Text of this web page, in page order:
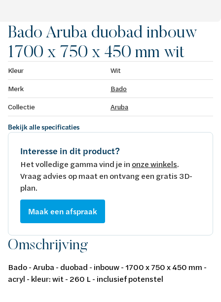
Bado Aruba duobad inbouw
1700 x 750 x 450 mm wit
Kleur
Wit
Merk
Bado
Collectie
Aruba
Bekijk alle specificaties
Interesse in dit product?
Het volledige gamma vind je in onze winkels.
Vraag advies op maat en ontvang een gratis 3D-
plan.
Maak een afspraak
Omschrijving
Bado - Aruba - duobad - inbouw - 1700 x 750 x 450 mm -
acryl - kleur: wit - 260 L - inclusief potenstel